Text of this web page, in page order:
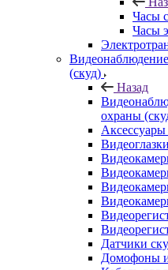
Часы
Часы
(скуд)
Назад
охраны
Видеоглазки
Датчики
Домофоны и